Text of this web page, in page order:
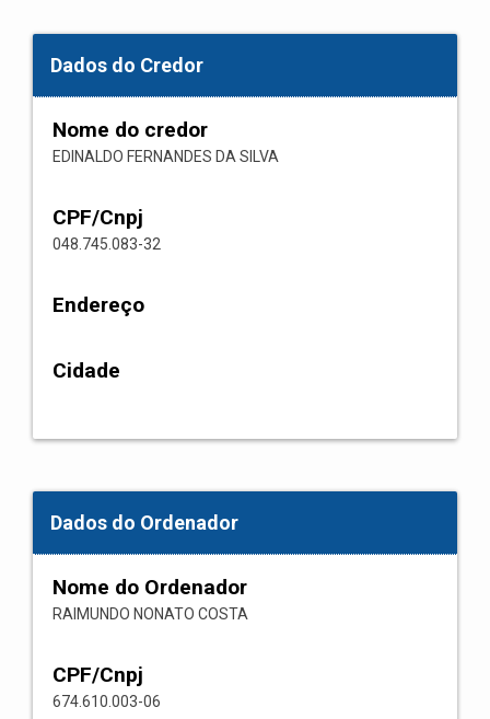
Dados do Credor
Nome do credor
EDINALDO FERNANDES DA SILVA
CPF/Cnpj
048.745.083-32
Endereço
Cidade
Dados do Ordenador
Nome do Ordenador
RAIMUNDO NONATO COSTA
CPF/Cnpj
674.610.003-06